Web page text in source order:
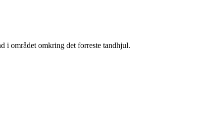
i området omkring det forreste tandhjul.